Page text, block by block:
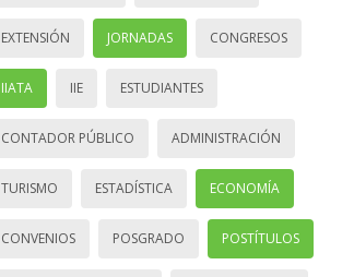
EXTENSIÓN JORNADAS CONGRESOS
IIATA IIE ESTUDIANTES
CONTADOR PÚBLICO ADMINISTRACIÓN
TURISMO ESTADÍSTICA ECONOMÍA
CONVENIOS POSGRADO POSTÍTULOS